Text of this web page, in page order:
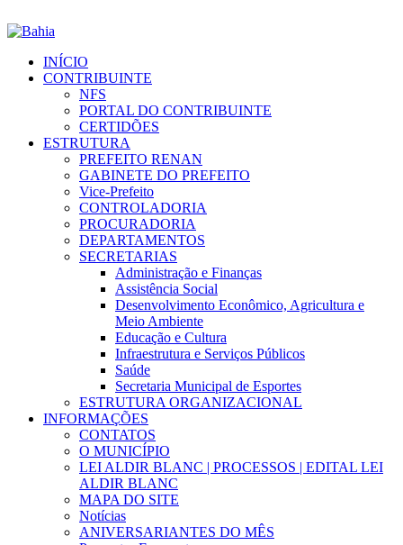
INÍCIO
CONTRIBUINTE
NFS
PORTAL DO CONTRIBUINTE
CERTIDÕES
ESTRUTURA
PREFEITO RENAN
GABINETE DO PREFEITO
Vice-Prefeito
CONTROLADORIA
PROCURADORIA
DEPARTAMENTOS
SECRETARIAS
Administração e Finanças
Assistência Social
Desenvolvimento Econômico, Agricultura e
Meio Ambiente
Educação e Cultura
Infraestrutura e Serviços Públicos
Saúde
Secretaria Municipal de Esportes
ESTRUTURA ORGANIZACIONAL
INFORMAÇÕES
CONTATOS
O MUNICÍPIO
LEI ALDIR BLANC | PROCESSOS | EDITAL LEI
ALDIR BLANC
MAPA DO SITE
Notícias
ANIVERSARIANTES DO MÊS